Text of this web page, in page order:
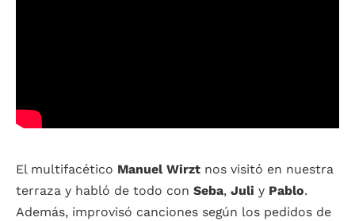
El multifacético Manuel Wirzt nos visitó en nuestra
terraza y habló de todo con Seba, Juli y Pablo.
Además, improvisó canciones según los pedidos de